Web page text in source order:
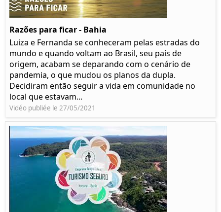
Razões para ficar - Bahia
Luiza e Fernanda se conheceram pelas estradas do
mundo e quando voltam ao Brasil, seu país de
origem, acabam se deparando com o cenário de
pandemia, o que mudou os planos da dupla.
Decidiram então seguir a vida em comunidade no
local que estavam...
Vidéo publiée le 27/05/2021